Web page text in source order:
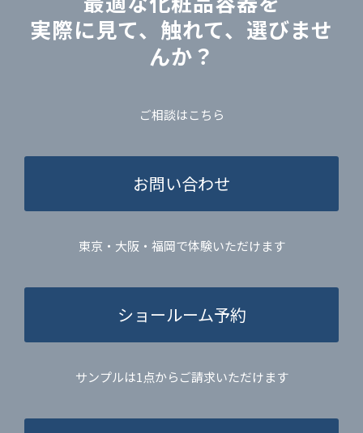
実際に見て、触れて、選びませ
んか？
ご相談はこちら
お問い合わせ
東京・大阪・福岡で体験いただけます
ショールーム予約
サンプルは1点からご請求いただけます